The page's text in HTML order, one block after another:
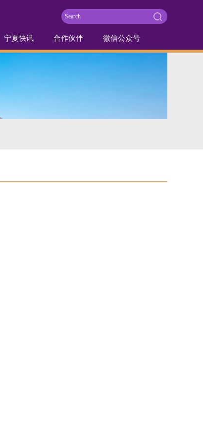
宁夏快讯 合作伙伴 微信公众号